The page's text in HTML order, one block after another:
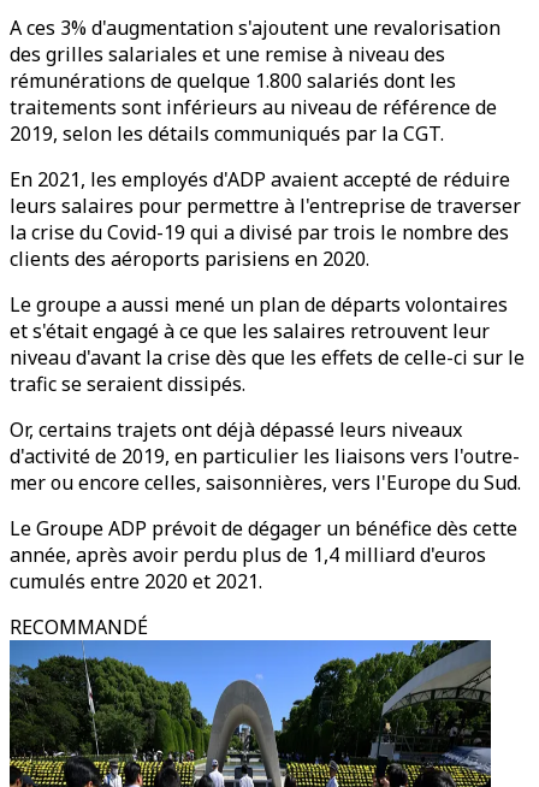
A ces 3% d'augmentation s'ajoutent une revalorisation
des grilles salariales et une remise à niveau des
rémunérations de quelque 1.800 salariés dont les
traitements sont inférieurs au niveau de référence de
2019, selon les détails communiqués par la CGT.
En 2021, les employés d'ADP avaient accepté de réduire
leurs salaires pour permettre à l'entreprise de traverser
la crise du Covid-19 qui a divisé par trois le nombre des
clients des aéroports parisiens en 2020.
Le groupe a aussi mené un plan de départs volontaires
et s'était engagé à ce que les salaires retrouvent leur
niveau d'avant la crise dès que les effets de celle-ci sur le
trafic se seraient dissipés.
Or, certains trajets ont déjà dépassé leurs niveaux
d'activité de 2019, en particulier les liaisons vers l'outre-
mer ou encore celles, saisonnières, vers l'Europe du Sud.
Le Groupe ADP prévoit de dégager un bénéfice dès cette
année, après avoir perdu plus de 1,4 milliard d'euros
cumulés entre 2020 et 2021.
RECOMMANDÉ